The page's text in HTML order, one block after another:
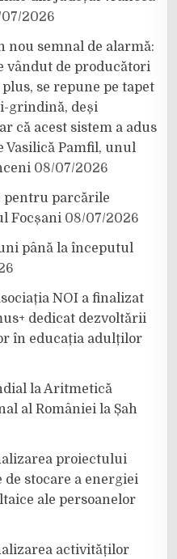
2026
semnal de alarmă:
vândut de producători
se repune pe tapet
grindină, deși
că acest sistem a adus
Vasilică Pamfil, unul
08/07/2026
pentru parcările
Focșani 08/07/2026
până la începutul
NOI a finalizat
dedicat dezvoltării
în educația adulților
la Aritmetică
al României la Șah
proiectului
de stocare a energiei
ale persoanelor
activităților